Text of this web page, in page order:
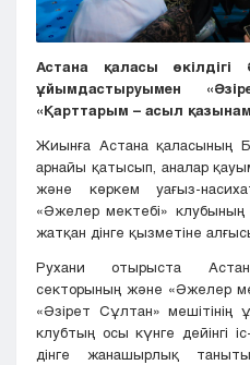
Астана қаласы өкілдігі
ұйымдастыруымен
«Қарттарым – асыл
Жиынға Астана қаласының
арнайы қатысып, аналар
және көркем уағыз-
«Әжелер мектебі»
жатқан дінге қызметіне
Рухани отырыста
секторының және «Әжелер
«Әзірет Сұлтан»
клубтың осы күнге дейінгі
дінге жанашырлық